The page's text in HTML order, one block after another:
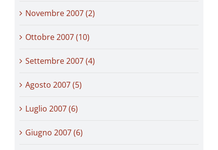
Novembre 2007 (2)
Ottobre 2007 (10)
Settembre 2007 (4)
Agosto 2007 (5)
Luglio 2007 (6)
Giugno 2007 (6)